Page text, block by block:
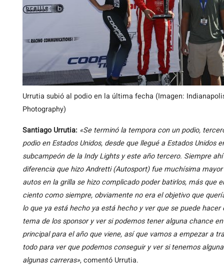
Urrutia subió al podio en la última fecha (Imagen:
Photography)
Santiago Urrutia: «Se terminó la tempora con un podio,
podio en Estados Unidos, desde que llegué a Estados Unidos
subcampeón de la Indy Lights y este año tercero. Siempre
diferencia que hizo Andretti (Autosport) fue muchísima
autos en la grilla se hizo complicado poder batirlos, más que
ciento como siempre, obviamente no era el objetivo que
lo que ya está hecho ya está hecho y ver que se puede
tema de los sponsor y ver si podemos tener alguna chance
principal para el año que viene, así que vamos a empezar a
todo para ver que podemos conseguir y ver si tenemos
algunas carreras», comentó Urrutia.